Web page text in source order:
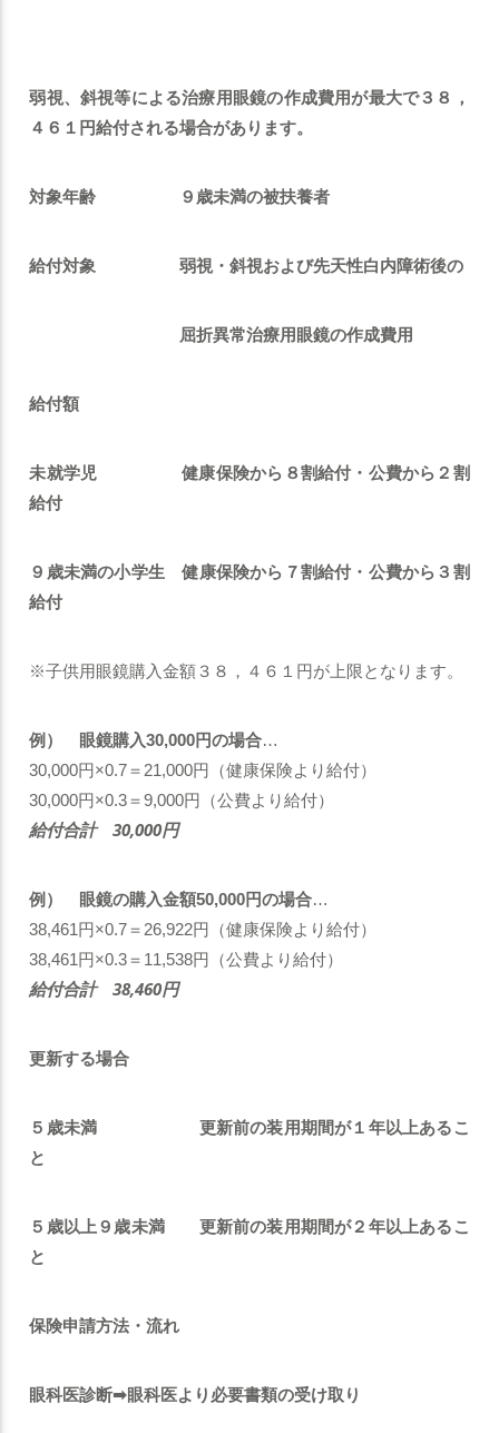
弱視、斜視等による治療用眼鏡の作成費用が最大で３８，
４６１円給付される場合があります。
対象年齢 ９歳未満の被扶養者
給付対象 弱視・斜視および先天性白内障術後の
屈折異常治療用眼鏡の作成費用
給付額
未就学児健康保険から８割給付・公費から２割
給付
９歳未満の小学生
健康保険から７割給付・公費から３割
給付
※子供用眼鏡購入金額３８，４６１円が上限となります。
例） 眼鏡購入30,000円の場合…
30,000円×0.7＝21,000円
（健康保険より給付）
30,000円×0.3＝9,000円
（公費より給付）
給付合計 30,000円
例） 眼鏡の購入金額50,000円の場合…
38,461円×0.7＝26,922円
（健康保険より給付）
38,461円×0.3＝11,538円
（公費より給付）
給付合計 38,460円
更新する場合
５歳未満
更新前の装用期間が１年以上あるこ
と
５歳以上９歳未満
更新前の装用期間が２年以上あるこ
と
保険申請方法・流れ
眼科医診断➡眼科医より必要書類の受け取り